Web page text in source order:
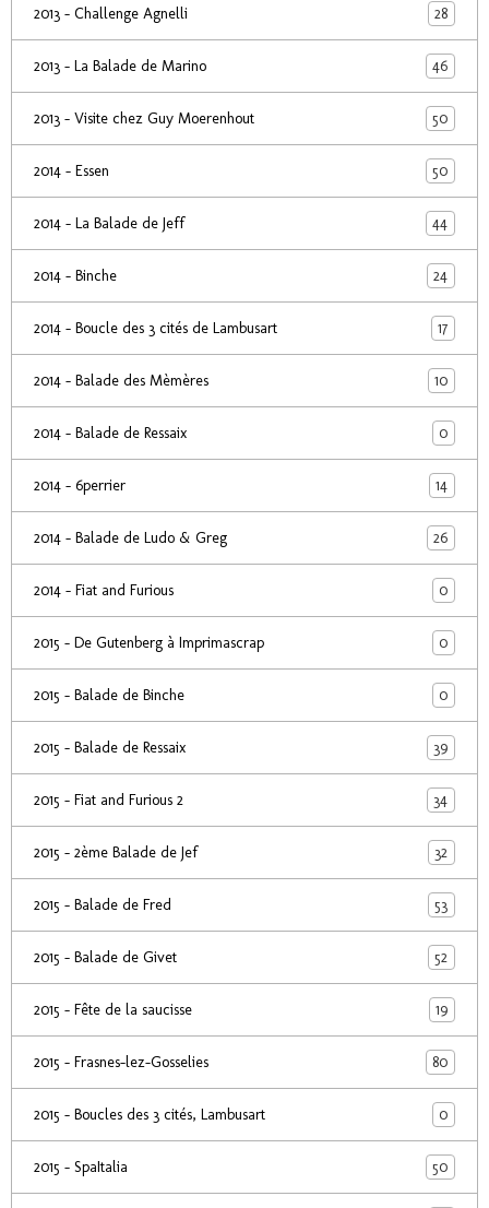
2013 - Challenge Agnelli 28
2013 - La Balade de Marino 46
2013 - Visite chez Guy Moerenhout 50
2014 - Essen 50
2014 - La Balade de Jeff 44
2014 - Binche 24
2014 - Boucle des 3 cités de Lambusart 17
2014 - Balade des Mèmères 10
2014 - Balade de Ressaix 0
2014 - 6perrier 14
2014 - Balade de Ludo & Greg 26
2014 - Fiat and Furious 0
2015 - De Gutenberg à Imprimascrap 0
2015 - Balade de Binche 0
2015 - Balade de Ressaix 39
2015 - Fiat and Furious 2 34
2015 - 2ème Balade de Jef 32
2015 - Balade de Fred 53
2015 - Balade de Givet 52
2015 - Fête de la saucisse 19
2015 - Frasnes-lez-Gosselies 80
2015 - Boucles des 3 cités, Lambusart 0
2015 - SpaItalia 50